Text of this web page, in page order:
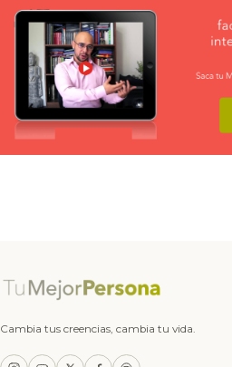
Cambia tus creencias, cambia tu vida.